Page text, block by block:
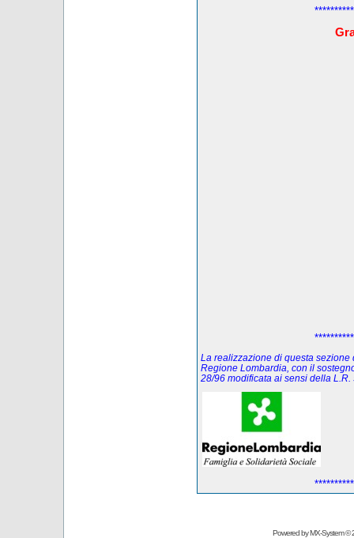
La realizzazione di questa sezione
Regione Lombardia, con il
28/96 modificata ai sensi della
Powered byMX-System©